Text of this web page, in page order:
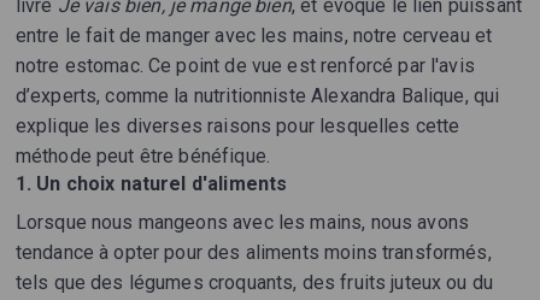
livre Je vais bien, je mange bien, et évoque le lien puissant
entre le fait de manger avec les mains, notre cerveau et
notre estomac. Ce point de vue est renforcé par l'avis
d’experts, comme la nutritionniste Alexandra Balique, qui
explique les diverses raisons pour lesquelles cette
méthode peut être bénéfique.
1. Un choix naturel d'aliments
Lorsque nous mangeons avec les mains, nous avons
tendance à opter pour des aliments moins transformés,
tels que des légumes croquants, des fruits juteux ou du